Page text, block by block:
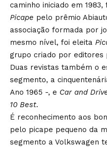
caminho iniciado em
Picape pelo prêmio
associação formada por
mesmo nível, foi eleita
grupo criado por editores
Duas revistas também o
segmento, a
Ano 1965 -, e Car and
10 Best.
É reconhecimento aos
pelo picape pequeno da
segmento a Volkswagen